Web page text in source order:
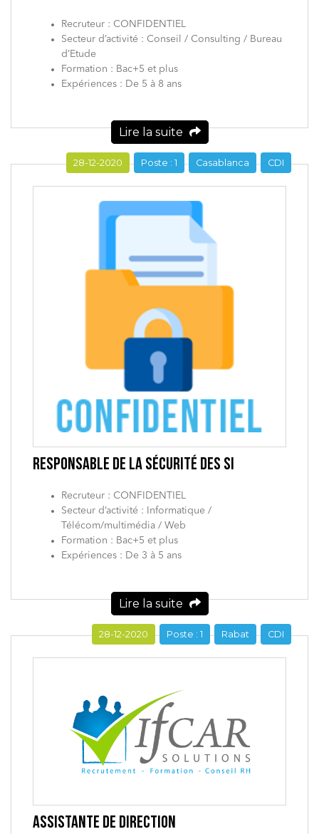
Recruteur : CONFIDENTIEL
Secteur d’activité : Conseil / Consulting / Bureau
d’Etude
Formation : Bac+5 et plus
Expériences : De 5 à 8 ans
Lire la suite
RESPONSABLE DE LA SÉCURITÉ DES SI
Recruteur : CONFIDENTIEL
Secteur d’activité : Informatique /
Télécom/multimédia / Web
Formation : Bac+5 et plus
Expériences : De 3 à 5 ans
Lire la suite
CDI
Casablanca
Poste : 1
28-12-2020
ASSISTANTE DE DIRECTION
CDI
Rabat
Poste : 1
28-12-2020